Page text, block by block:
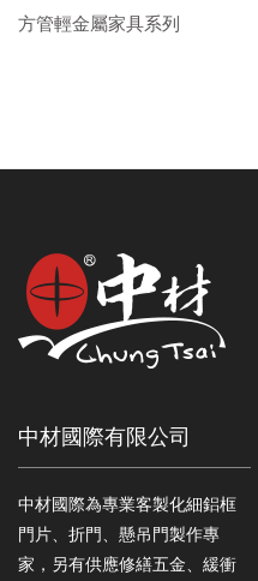
方管輕金屬家具系列
中材國際有限公司
中材國際為專業客製化細鋁框
門片、折門、懸吊門製作專
家，另有供應修繕五金、緩衝